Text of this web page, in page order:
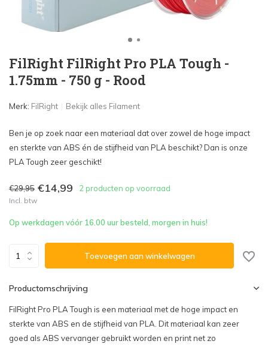
FilRight FilRight Pro PLA Tough -
1.75mm - 750 g - Rood
Merk: FilRight Bekijk alles Filament
Ben je op zoek naar een materiaal dat over zowel de hoge impact
en sterkte van ABS én de stijfheid van PLA beschikt? Dan is onze
PLA Tough zeer geschikt!
€29,95 €14,99 2 producten op voorraad
Incl. btw
Op werkdagen vóór 16.00 uur besteld, morgen in huis!
Toevoegen aan winkelwagen
Productomschrijving
FilRight Pro PLA Tough is een materiaal met de hoge impact en
sterkte van ABS en de stijfheid van PLA. Dit materiaal kan zeer
goed als ABS vervanger gebruikt worden en print net zo